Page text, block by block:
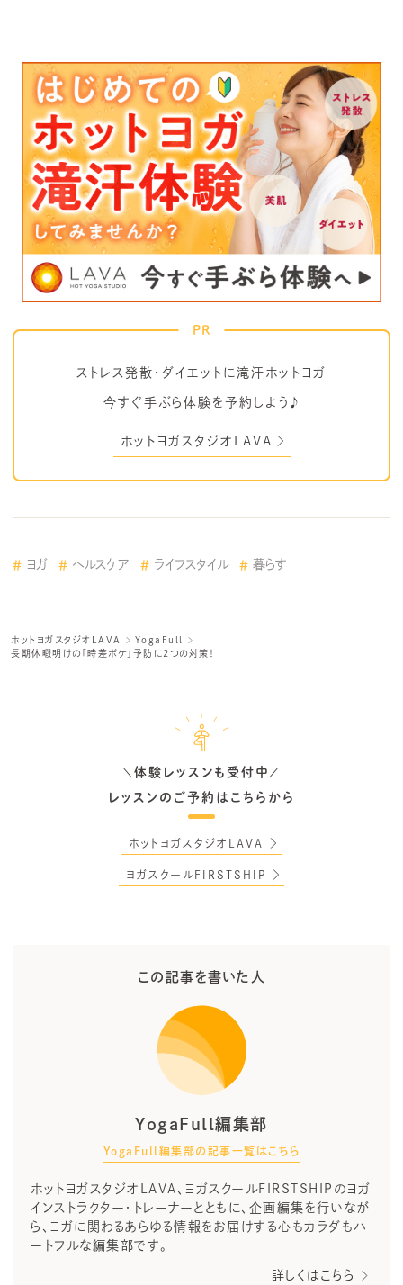
PR
ストレス発散・ダイエットに滝汗ホットヨガ
今すぐ手ぶら体験を予約しよう♪
ホットヨガスタジオLAVA
ヨガ ヘルスケア ライフスタイル 暮らす
ホットヨガスタジオLAVA
YogaFull
長期休暇明けの「時差ボケ」予防に2つの対策！
＼ 体験レッスンも受付中 ／
レッスンのご予約はこちらから
ホットヨガスタジオLAVA
ヨガスクールFIRSTSHIP
この記事を書いた人
YogaFull編集部
YogaFull編集部の記事一覧はこちら
ホットヨガスタジオLAVA、ヨガスクールFIRSTSHIPのヨガ
インストラクター・トレーナーとともに、企画編集を行いなが
ら、ヨガに関わるあらゆる情報をお届けする心もカラダもハ
ートフルな編集部です。
詳しくはこちら